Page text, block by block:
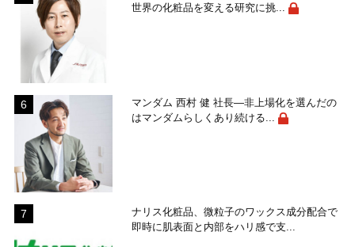
世界の化粧品を変える研究に挑...
マンダム 西村 健 社長―非上場化を選んだの
はマンダムらしくあり続ける...
ナリス化粧品、微粒子のワックス成分配合で
即時に肌表面と内部をハリ感で支...